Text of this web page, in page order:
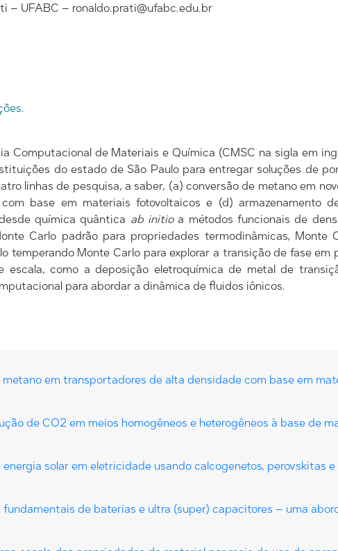
– UFABC – ronaldo.prati@ufabc.edu.br
Computacional de Materiais e Química (CMSC na sigla em
do estado de São Paulo para entregar soluções de
linhas de pesquisa, a saber, (a) conversão de metano em
base em materiais fotovoltaicos e (d) armazenamento
química quântica ab initioa métodos funcionais de
Carlo padrão para propriedades termodinâmicas,
temperando Monte Carlo para explorar a transição de fase
escala, como a deposição eletroquímica de metal de
para abordar a dinâmica de fluidos iônicos.
metano em transportadores de alta densidade com base em
de CO2 em meios homogêneos e heterogêneos à base de
energia solar em eletricidade usando calcogenetos, perovskitas
fundamentais de baterias e ultra (super) capacitores – uma